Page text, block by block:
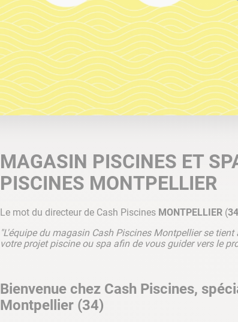
MAGASIN PISCINES ET
PISCINES MONTPELLIER
Le mot du directeur de Cash Piscines MONTPELLIER (34
"L'équipe du magasin Cash Piscines Montpellier se
votre projet piscine ou spa afin de vous guider vers le
Bienvenue chez Cash Piscines,
Montpellier (34)